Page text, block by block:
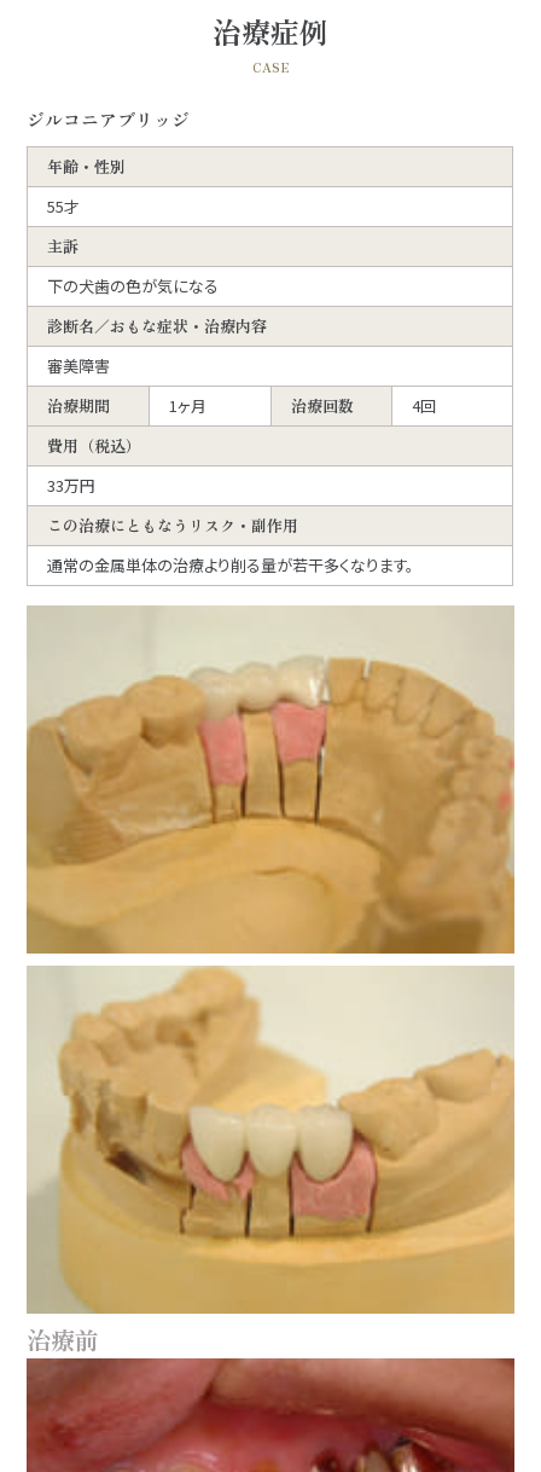
治療症例
CASE
ジルコニアブリッジ
年齢・性別
55才
主訴
下の犬歯の色が気になる
診断名／おもな症状・治療内容
審美障害
治療期間
1ヶ月 治療回数
4回
費用（税込）
33万円
この治療にともなうリスク・副作用
通常の金属単体の治療より削る量が若干多くなります。
治療前